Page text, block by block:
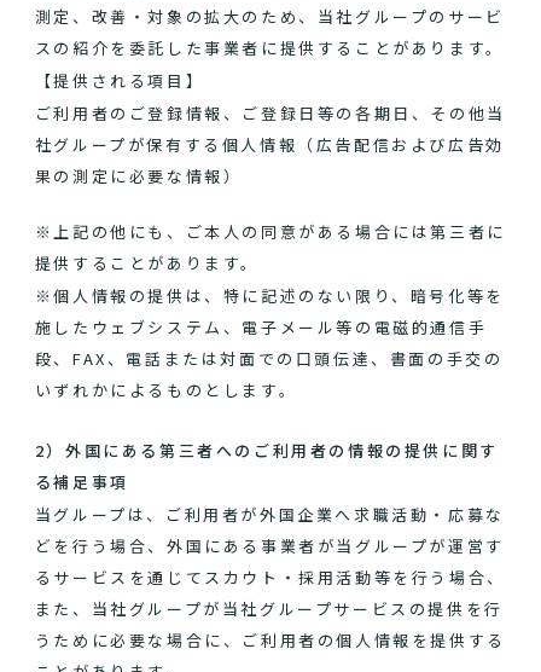
測定、改善・対象の拡大のため、当社グループのサービ
スの紹介を委託した事業者に提供することがあります。
【提供される項目】
ご利用者のご登録情報、ご登録日等の各期日、その他当
社グループが保有する個人情報（広告配信および広告効
果の測定に必要な情報）
※上記の他にも、ご本人の同意がある場合には第三者に
提供することがあります。
※個人情報の提供は、特に記述のない限り、暗号化等を
施したウェブシステム、電子メール等の電磁的通信手
段、FAX、電話または対面での口頭伝達、書面の手交の
いずれかによるものとします。
2）外国にある第三者へのご利用者の情報の提供に関す
る補足事項
当グループは、ご利用者が外国企業へ求職活動・応募な
どを行う場合、外国にある事業者が当グループが運営す
るサービスを通じてスカウト・採用活動等を行う場合、
また、当社グループが当社グループサービスの提供を行
うために必要な場合に、ご利用者の個人情報を提供する